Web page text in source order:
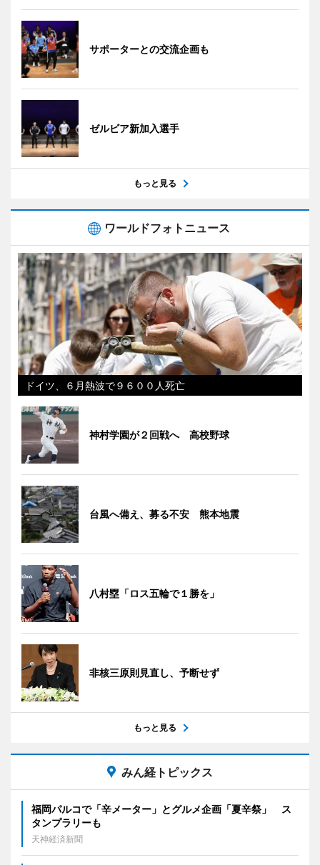
サポーターとの交流企画も
ゼルビア新加入選手
もっと見る
ワールドフォトニュース
ドイツ、６月熱波で９６００人死亡
神村学園が２回戦へ 高校野球
台風へ備え、募る不安 熊本地震
八村塁「ロス五輪で１勝を」
非核三原則見直し、予断せず
もっと見る
みん経トピックス
福岡パルコで「辛メーター」とグルメ企画「夏辛祭」 ス
タンプラリーも
天神経済新聞